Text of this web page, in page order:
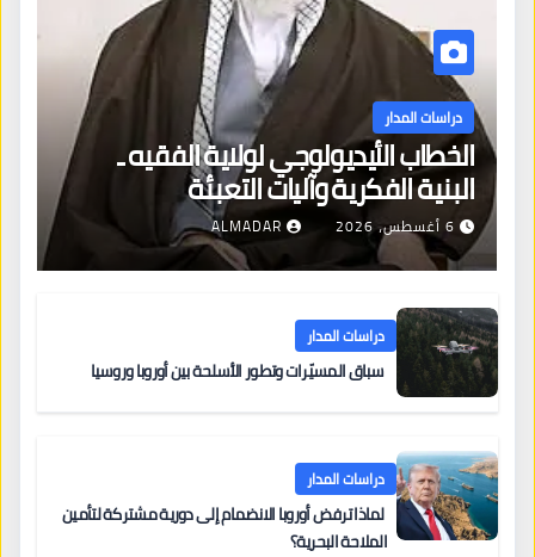
دراسات المدار
الخطاب الأيديولوجي لولاية الفقيه ـ
البنية الفكرية وآليات التعبئة
6 أغسطس، 2026 ALMADAR
دراسات المدار
سباق المسيّرات وتطور الأسلحة بين أوروبا وروسيا
دراسات المدار
لماذا ترفض أوروبا الانضمام إلى دورية مشتركة لتأمين
الملاحة البحرية؟